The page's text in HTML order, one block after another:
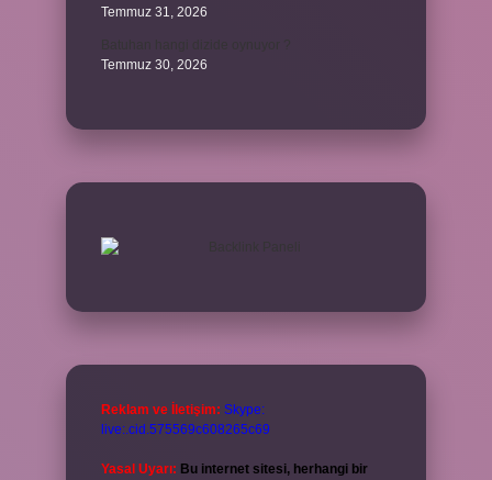
Temmuz 31, 2026
Temmuz 30, 2026
Reklam ve İletişim: Skype:
live:.cid.575569c608265c69
Yasal Uyarı: Bu internet sitesi, herhangi bir